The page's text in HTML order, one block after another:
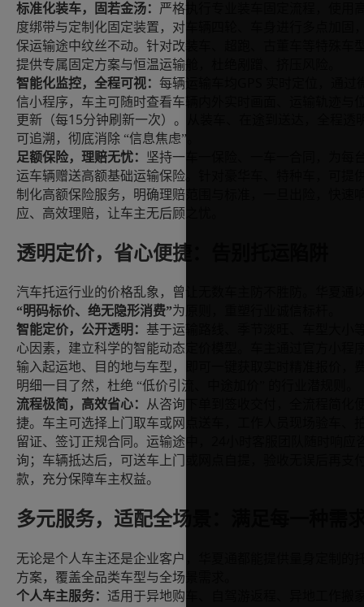
标准化装车，固若金汤： 严格执行专业装车固定流程，使用
度绑带与定制化固定装置，对车辆四轮、车身进行多点加固
保运输途中纹丝不动。针对改装车、超跑、古董车等特殊车
提供专属固定方案与恒温运输舱，杜绝剐蹭、挤压风险。
智能化监控，全程可视： 每辆运输车均
信小程序，车主可随时查看车辆内外实时画面、运输轨迹与
更新（每15分钟刷新一次）。从装车、在途到送达，全程透
可追溯，彻底消除 “信息焦虑”。
足额保险，理赔无忧：
坚持一车一保险、一车一合同，为每
运车辆赠送高额基础运输保险。针对豪华车、特种车，可提
制化高额保险服务，明确理赔范围与标准，一旦出险，快速
应、高效理赔，让车主无后顾之忧。
透明定价，省心便捷：告别托运陷阱
汽车托运行业的价格乱象，曾让无数车主防不胜防。华夏通
“明码标价、绝无隐形消费”为原则，重塑行业诚信标杆。
智能定价，公开透明： 基于运输路线、季节淡旺、车型大小
心因素，建立科学的智能动态定价模型。车主通过官方小程
输入起运地、目的地与车型，即可一键获取实时精准报价，
明细一目了然，杜绝 “低价引流、中途加价” 的行业潜规则。
流程极简，高效省心： 从咨询下单到签收交付，全流程简化
捷。车主可选择上门取车或网点送车，工作人员现场验车、
留证、签订正规合同。运输途中，
询；车辆抵达后，可送车上门或网点自提，验收无误后再支
款，充分保障车主权益。
多元服务，适配全场景：满足每一种需
无论是个人车主还是企业客户，华夏通都能提供量身定制的
方案，覆盖全品类车型与全场景需求。
个人车主服务： 适用于异地购车、自驾游返程、异地工作搬